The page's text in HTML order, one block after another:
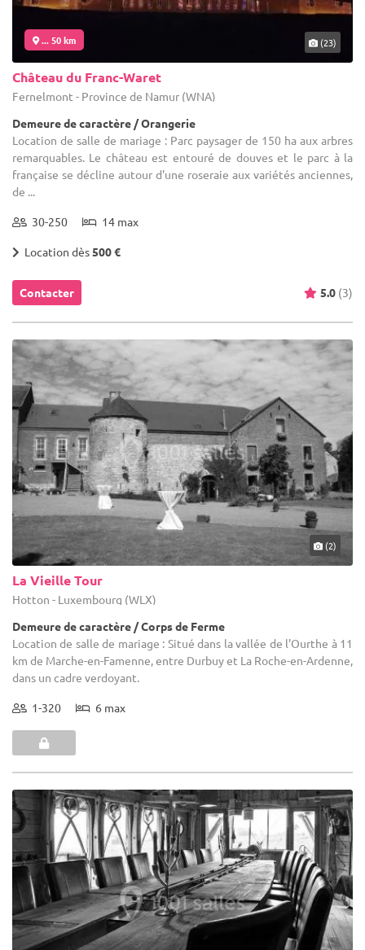
... 50 km (23)
Château du Franc-Waret
Fernelmont - Province de Namur (WNA)
Demeure de caractère / Orangerie
Location de salle de mariage : Parc paysager de 150 ha aux arbres
remarquables. Le château est entouré de douves et le parc à la
française se décline autour d'une roseraie aux variétés anciennes,
de ...
30-250 14 max
Location dès500 €
Contacter 5.0 (3)
(2)
La Vieille Tour
Hotton - Luxembourg (WLX)
Demeure de caractère / Corps de Ferme
Location de salle de mariage : Situé dans la vallée de l'Ourthe à 11
km de Marche-en-Famenne, entre Durbuy et La Roche-en-Ardenne,
dans un cadre verdoyant.
1-320 6 max